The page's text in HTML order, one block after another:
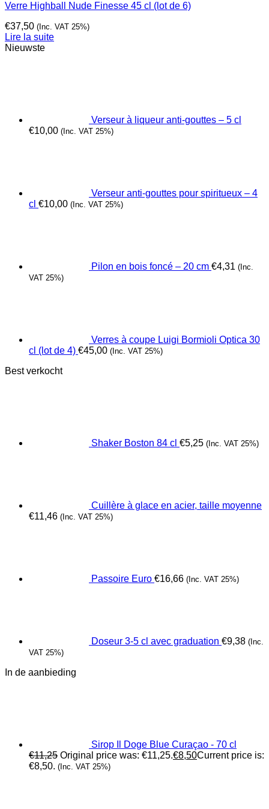
Verre Highball Nude Finesse 45 cl (lot de 6)
€37,50 (Inc. VAT 25%)
Lire la suite
Nieuwste
Verseur à liqueur anti-gouttes – 5 cl
€10,00 (Inc. VAT 25%)
Verseur anti-gouttes pour spiritueux – 4
cl €10,00 (Inc. VAT 25%)
Pilon en bois foncé – 20 cm €4,31 (Inc.
VAT 25%)
Verres à coupe Luigi Bormioli Optica 30
cl (lot de 4) €45,00 (Inc. VAT 25%)
Best verkocht
Shaker Boston 84 cl €5,25 (Inc. VAT 25%)
Cuillère à glace en acier, taille moyenne
€11,46 (Inc. VAT 25%)
Passoire Euro €16,66 (Inc. VAT 25%)
Doseur 3-5 cl avec graduation €9,38 (Inc.
VAT 25%)
In de aanbieding
Sirop Il Doge Blue Curaçao - 70 cl
€11,25 Original price was: €11,25.€8,50Current price is:
€8,50. (Inc. VAT 25%)